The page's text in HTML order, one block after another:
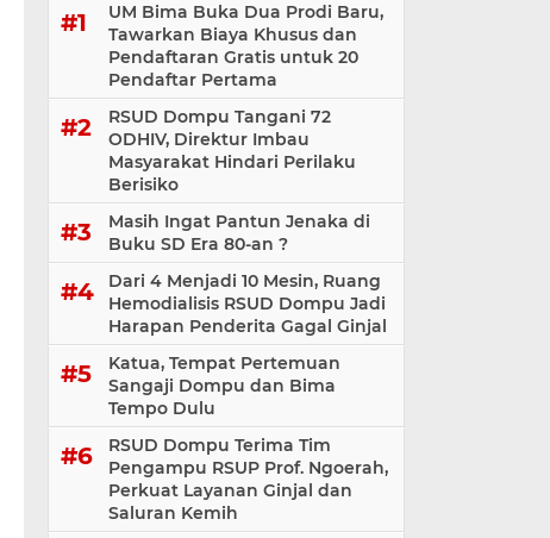
UM Bima Buka Dua Prodi Baru,
Tawarkan Biaya Khusus dan
Pendaftaran Gratis untuk 20
Pendaftar Pertama
RSUD Dompu Tangani 72
ODHIV, Direktur Imbau
Masyarakat Hindari Perilaku
Berisiko
Masih Ingat Pantun Jenaka di
Buku SD Era 80-an ?
Dari 4 Menjadi 10 Mesin, Ruang
Hemodialisis RSUD Dompu Jadi
Harapan Penderita Gagal Ginjal
Katua, Tempat Pertemuan
Sangaji Dompu dan Bima
Tempo Dulu
RSUD Dompu Terima Tim
Pengampu RSUP Prof. Ngoerah,
Perkuat Layanan Ginjal dan
Saluran Kemih